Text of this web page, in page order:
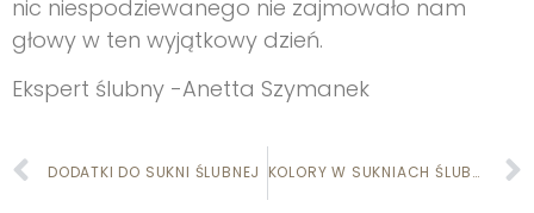
nic niespodziewanego nie zajmowało nam
głowy w ten wyjątkowy dzień.
Ekspert ślubny -Anetta Szymanek
DODATKI DO SUKNI ŚLUBNEJ KOLORY W SUKNIACH ŚLUBNYCH